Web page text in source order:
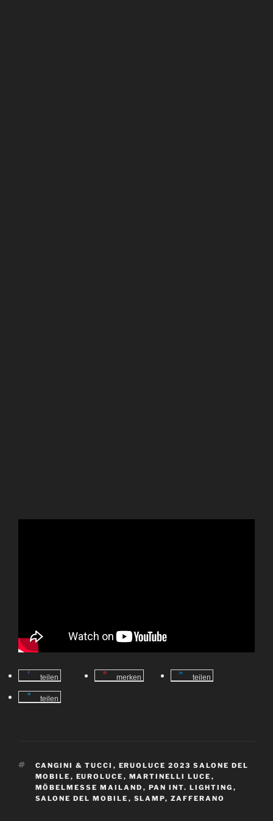
teilen merken teilen
teilen
S
C
H
L
CANGINI & TUCCI , ERUOLUCE 2023 SALONE DEL
MOBILE , EUROLUCE , MARTINELLI LUCE ,
MÖBELMESSE MAILAND , PAN INT. LIGHTING ,
SALONE DEL MOBILE , SLAMP, ZAFFERANO